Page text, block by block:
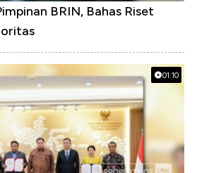
BRIN, Bahas Riset
01:10